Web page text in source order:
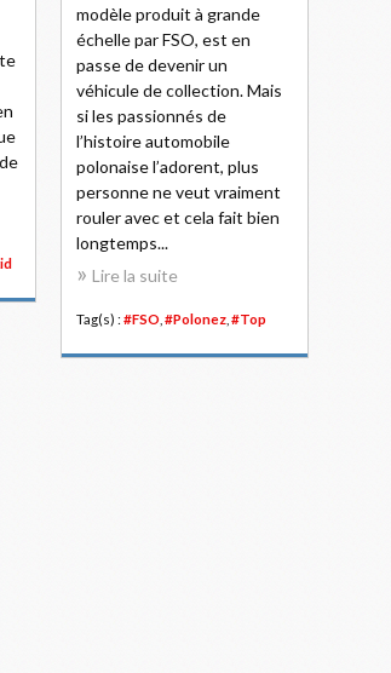
modèle produit à grande
échelle par FSO, est en
passe de devenir un
véhicule de collection. Mais
si les passionnés de
l’histoire automobile
polonaise l’adorent, plus
personne ne veut vraiment
rouler avec et cela fait bien
longtemps...
Lire la suite
Tag(s) : #FSO #Polonez #Top